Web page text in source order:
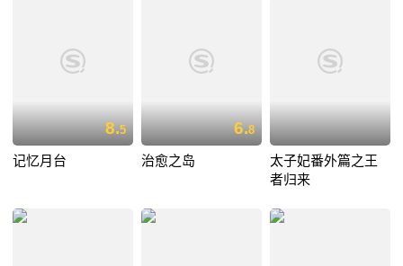
8.5
记忆月台
6.8
治愈之岛
太子妃番外篇之王
者归来